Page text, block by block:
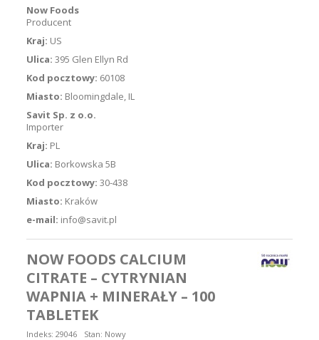
Now Foods
Producent
Kraj: US
Ulica: 395 Glen Ellyn Rd
Kod pocztowy: 60108
Miasto: Bloomingdale, IL
Savit Sp. z o.o.
Importer
Kraj: PL
Ulica: Borkowska 5B
Kod pocztowy: 30-438
Miasto: Kraków
e-mail: info@savit.pl
NOW FOODS CALCIUM
CITRATE – CYTRYNIAN
WAPNIA + MINERAŁY – 100
TABLETEK
Indeks: 29046 Stan: Nowy